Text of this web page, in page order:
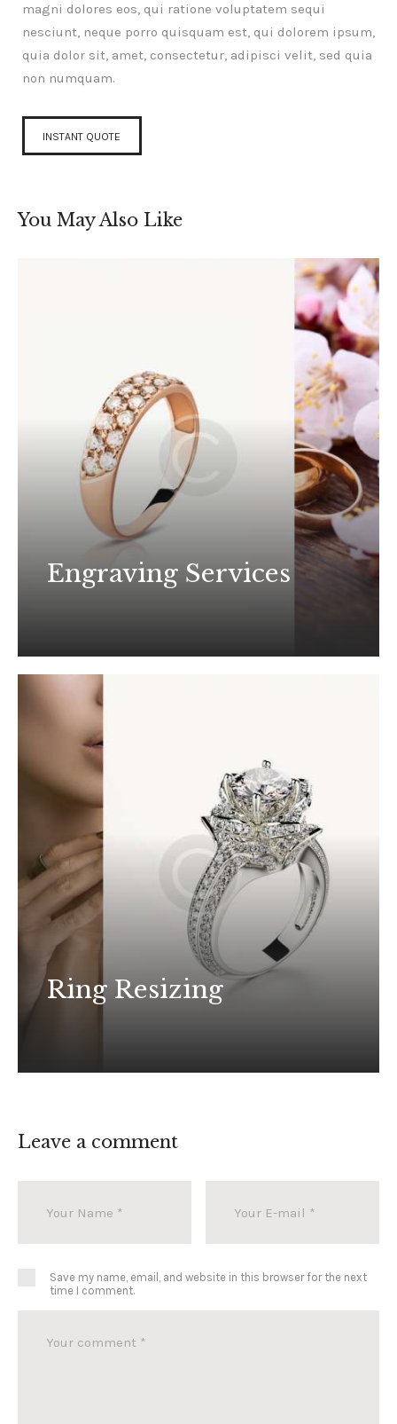
magni dolores eos, qui ratione voluptatem sequi
nesciunt, neque porro quisquam est, qui dolorem ipsum,
quia dolor sit, amet, consectetur, adipisci velit, sed quia
non numquam.
INSTANT QUOTE
You May Also Like
Engraving Services
Ring Resizing
Leave a comment
Save my name, email, and website in this browser for the next
time I comment.